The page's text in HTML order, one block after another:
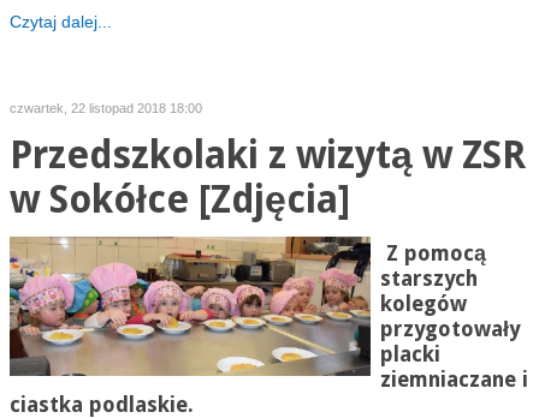
Czytaj dalej...
czwartek, 22 listopad 2018 18:00
Przedszkolaki z wizytą w ZSR
w Sokółce [Zdjęcia]
Z pomocą
starszych
kolegów
przygotowały
placki
ziemniaczane i
ciastka podlaskie.